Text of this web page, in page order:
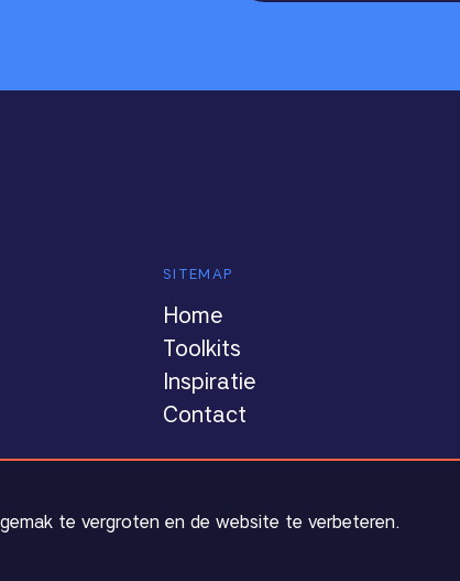
te vergroten en de website te verbeteren.
SITEMAP
Home
Toolkits
Inspiratie
Contact